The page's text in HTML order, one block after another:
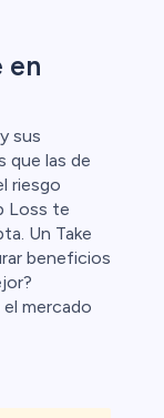
en
sus
que las de
riesgo
Loss te
Un Take
beneficios
mercado